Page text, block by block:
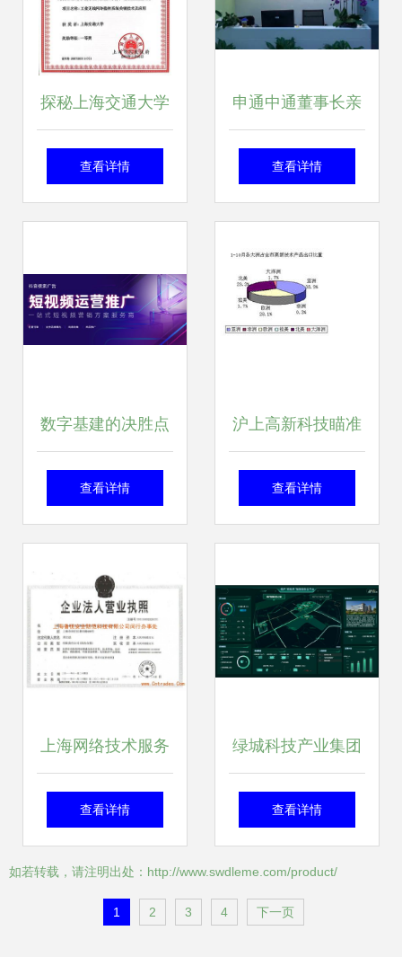
探秘上海交通大学
智能无线网络与协
典范
查看详情
申通中通董事长亲
临，首度科技凭
秘背后的技术与野
心
查看详情
数字基建的决胜点
2025-2026年上海
值洞察与前瞻
查看详情
沪上高新科技瞄准
欧美市场 上海高新
呈现两大发力点
查看详情
上海网络技术服务
营业执照 申请要点
查看详情
绿城科技产业集团
构筑全链条服务体
业园区，聚焦上海
查看详情
如若转载，请注明出处：http://www.swdleme.com/product/
1 2 3 4 下一页